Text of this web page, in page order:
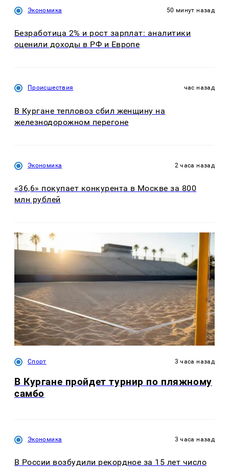
Экономика 50 минут назад
Безработица 2% и рост зарплат: аналитики
оценили доходы в РФ и Европе
Происшествия час назад
В Кургане тепловоз сбил женщину на
железнодорожном перегоне
Экономика 2 часа назад
«36,6» покупает конкурента в Москве за 800
млн рублей
Спорт 3 часа назад
В Кургане пройдет турнир по пляжному
самбо
Экономика 3 часа назад
В России возбудили рекордное за 15 лет число